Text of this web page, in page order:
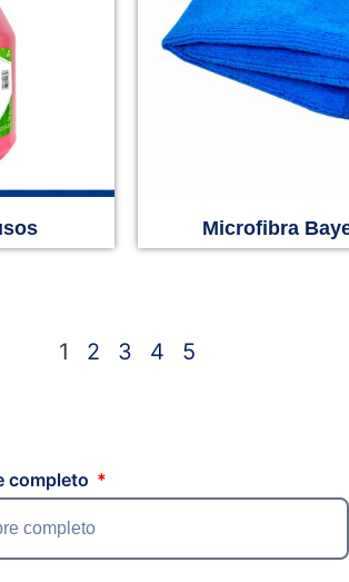
Microfibra
1 2 3 4 5
completo